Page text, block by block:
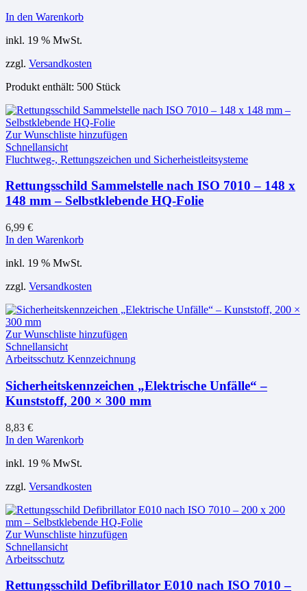
In den Warenkorb
inkl. 19 % MwSt.
zzgl. Versandkosten
Produkt enthält: 500 Stück
Zur Wunschliste hinzufügen
Schnellansicht
Fluchtweg-, Rettungszeichen und Sicherheistleitsysteme
Rettungsschild Sammelstelle nach ISO 7010 – 148 x
148 mm – Selbstklebende HQ-Folie
6,99 €
In den Warenkorb
inkl. 19 % MwSt.
zzgl. Versandkosten
Zur Wunschliste hinzufügen
Schnellansicht
Arbeitsschutz Kennzeichnung
Sicherheitskennzeichen „Elektrische Unfälle“ –
Kunststoff, 200 × 300 mm
8,83 €
In den Warenkorb
inkl. 19 % MwSt.
zzgl. Versandkosten
Zur Wunschliste hinzufügen
Schnellansicht
Arbeitsschutz
Rettungsschild Defibrillator E010 nach ISO 7010 –